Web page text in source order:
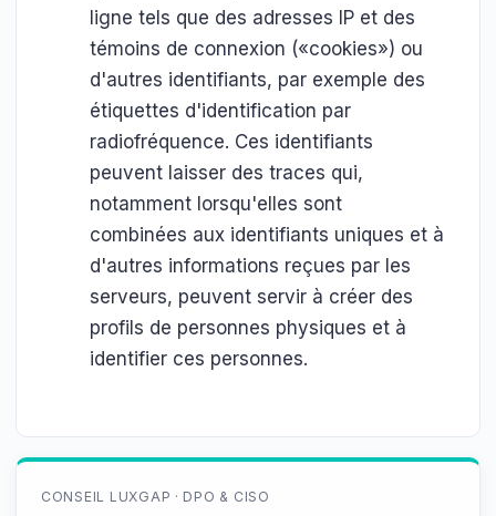
ligne tels que des adresses IP et des
témoins de connexion («cookies») ou
d'autres identifiants, par exemple des
étiquettes d'identification par
radiofréquence. Ces identifiants
peuvent laisser des traces qui,
notamment lorsqu'elles sont
combinées aux identifiants uniques et à
d'autres informations reçues par les
serveurs, peuvent servir à créer des
profils de personnes physiques et à
identifier ces personnes.
CONSEIL LUXGAP · DPO & CISO